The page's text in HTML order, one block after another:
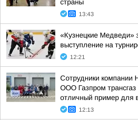
страны
13:43
«Кузнецкие Медведи»
выступление на
12:21
Сотрудники компании
ООО Газпром
отличный пример для
12:13